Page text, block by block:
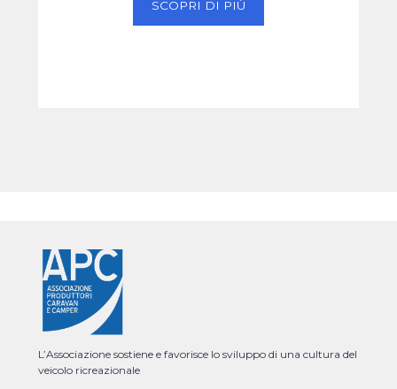
SCOPRI DI PIÙ
L’Associazione sostiene e favorisce lo sviluppo di una cultura del
veicolo ricreazionale